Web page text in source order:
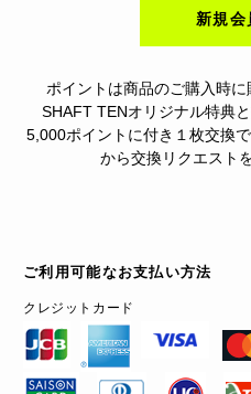
新規会
ポイントは商品のご購入時
SHAFT TENオリジナル特典
5,000ポイントに付き１枚交換
から交換リクエスト
ご利用可能なお支払い方法
クレジットカード